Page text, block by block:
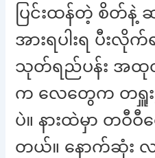
ပြင်းထန်တဲ့ စိတ်နဲ့
အားရပါးရ ပီးလို
သုတ်ရည်ပန်း အထုတ်
က လေတွေက တရှူ
ပဲ။ နားထဲမှာ တဝီဝီ
တယ်။ နောက်ဆုံး